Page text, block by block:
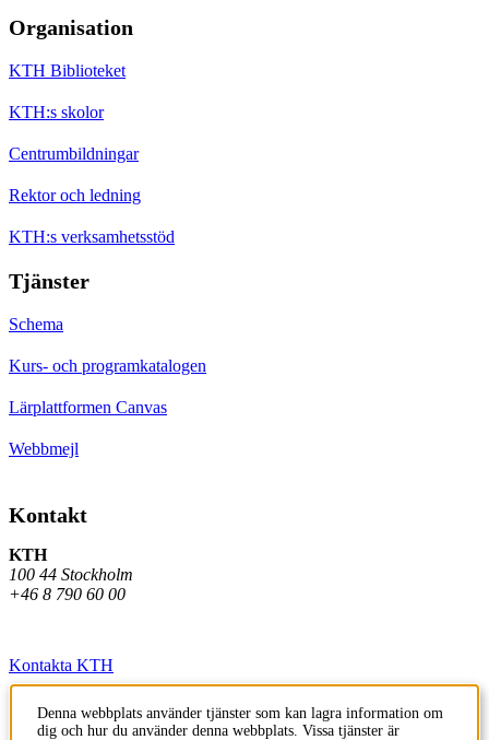
Organisation
KTH Biblioteket
KTH:s skolor
Centrumbildningar
Rektor och ledning
KTH:s verksamhetsstöd
Tjänster
Schema
Kurs- och programkatalogen
Lärplattformen Canvas
Webbmejl
Kontakt
KTH
100 44 Stockholm
+46 8 790 60 00
Kontakta KTH
Jobba på KTH
Denna webbplats använder tjänster som kan lagra information om
dig och hur du använder denna webbplats. Vissa tjänster är